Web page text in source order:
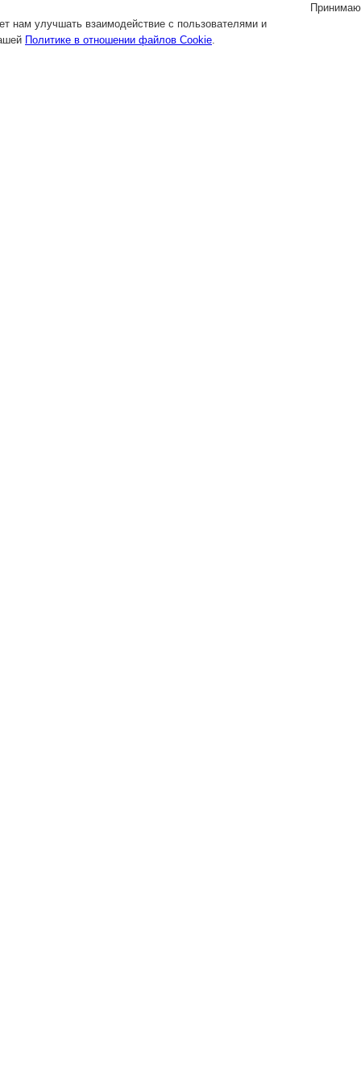
нам улучшать взаимодействие с пользователями и
Политике в отношении файлов Cookie.
Принимаю